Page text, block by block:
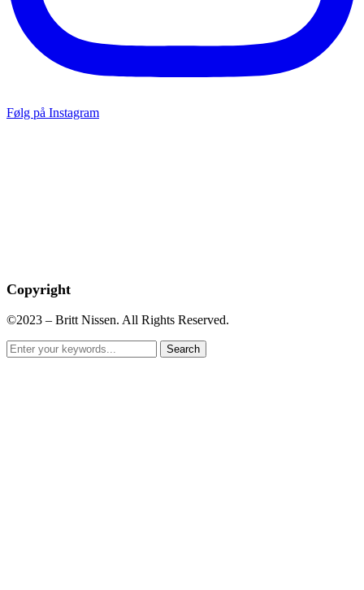
Følg på Instagram
Copyright
©2023 – Britt Nissen. All Rights Reserved.